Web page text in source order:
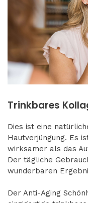
Trinkbares
Dies ist eine
Hautverjüngung. Es
wirksamer als das
Der tägliche
wunderbaren
Der Anti-Aging